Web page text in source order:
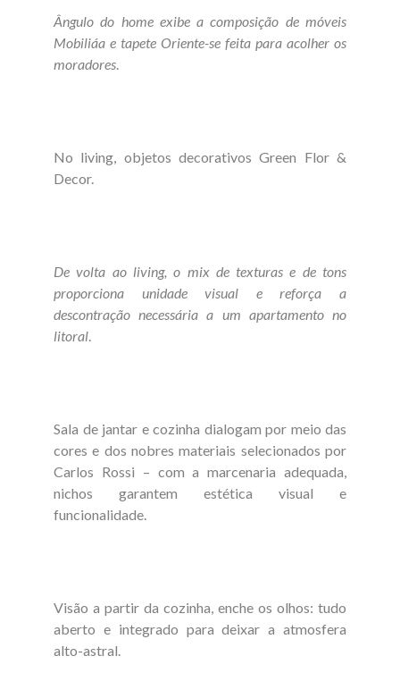
Ângulo do home exibe a composição de móveis
Mobiliáa e tapete Oriente-se feita para acolher os
moradores.
No living, objetos decorativos Green Flor &
Decor.
De volta ao living, o mix de texturas e de tons
proporciona unidade visual e reforça a
descontração necessária a um apartamento no
litoral.
Sala de jantar e cozinha dialogam por meio das
cores e dos nobres materiais selecionados por
Carlos Rossi – com a marcenaria adequada,
nichos garantem estética visual e
funcionalidade.
Visão a partir da cozinha, enche os olhos: tudo
aberto e integrado para deixar a atmosfera
alto-astral.